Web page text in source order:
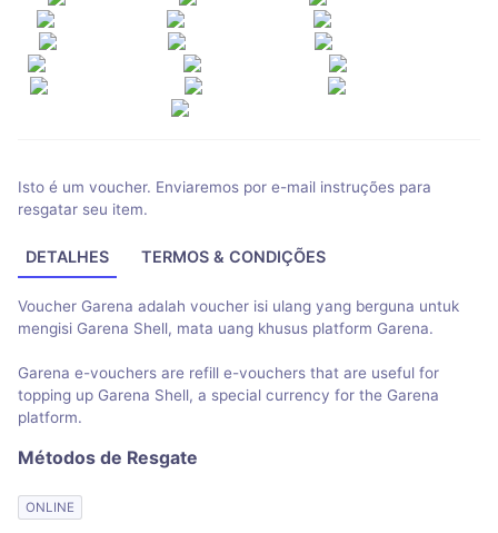
Isto é um voucher. Enviaremos por e-mail instruções para
resgatar seu item.
DETALHES TERMOS & CONDIÇÕES
Voucher Garena adalah voucher isi ulang yang berguna untuk
mengisi Garena Shell, mata uang khusus platform Garena.
Garena e-vouchers are refill e-vouchers that are useful for
topping up Garena Shell, a special currency for the Garena
platform.
Métodos de Resgate
ONLINE